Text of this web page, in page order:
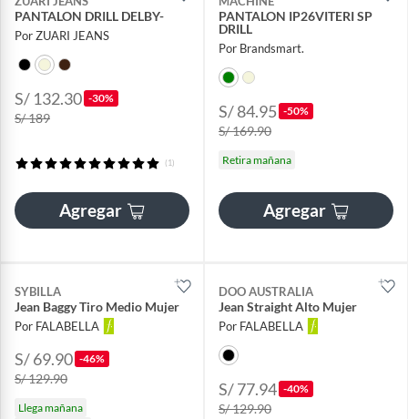
PANTALON DRILL DELBY-
Por ZUARI JEANS
S/ 132.30 -30%
S/ 189
(1)
Agregar
PANTALON IP26VITERI SP
DRILL
Por Brandsmart.
S/ 84.95 -50%
S/ 169.90
Retira mañana
Agregar
SYBILLA
Jean Baggy Tiro Medio Mujer
Por FALABELLA
S/ 69.90 -46%
S/ 129.90
Llega mañana
DOO AUSTRALIA
Jean Straight Alto Mujer
Por FALABELLA
S/ 77.94 -40%
S/ 129.90